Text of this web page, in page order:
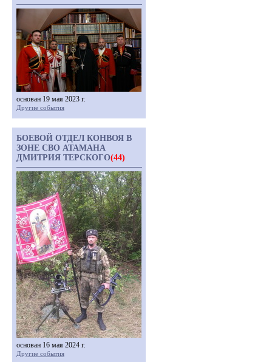
основан 19 мая 2023 г.
Другие события
БОЕВОЙ ОТДЕЛ КОНВОЯ В
ЗОНЕ СВО АТАМАНА
ДМИТРИЯ ТЕРСКОГО(44)
основан 16 мая 2024 г.
Другие события